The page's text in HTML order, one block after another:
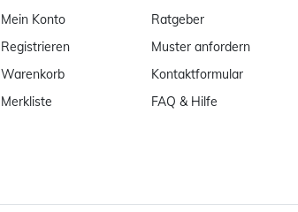
Mein Konto
Registrieren
Warenkorb
Merkliste
Ratgeber
Muster anfordern
Kontaktformular
FAQ & Hilfe